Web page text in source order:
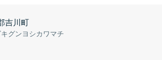
吉川町
グンヨシカワマチ